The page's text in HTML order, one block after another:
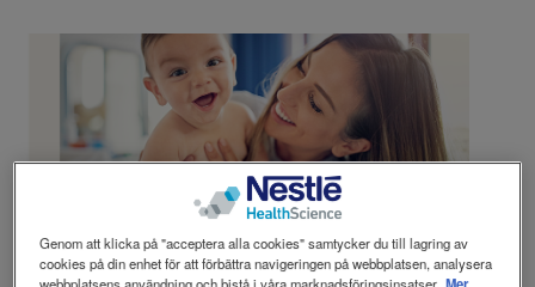
Om oss
Våra anställda
Material och hjälpmedel för sjukvårdspersonal
Contact
Nyhetsbrev Webbinar
Kontakta oss Webbshop
Social
Nestlé Health Science erbjuder en
skräddarsydd och komplett
Genom att klicka på "acceptera alla cookies" samtycker du till lagring av
cookies på din enhet för att förbättra navigeringen på webbplatsen, analysera
webbplatsens användning och bistå i våra marknadsföringsinsatser. Mer